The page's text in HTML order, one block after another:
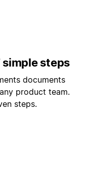
simple steps
documents
product team.
steps.